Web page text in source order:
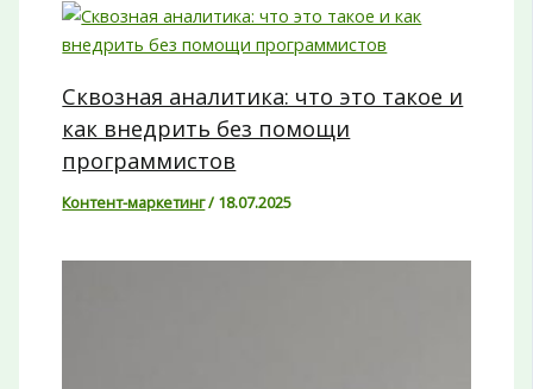
Сквозная аналитика: что это такое и
как внедрить без помощи
программистов
Контент-маркетинг/ 18.07.2025